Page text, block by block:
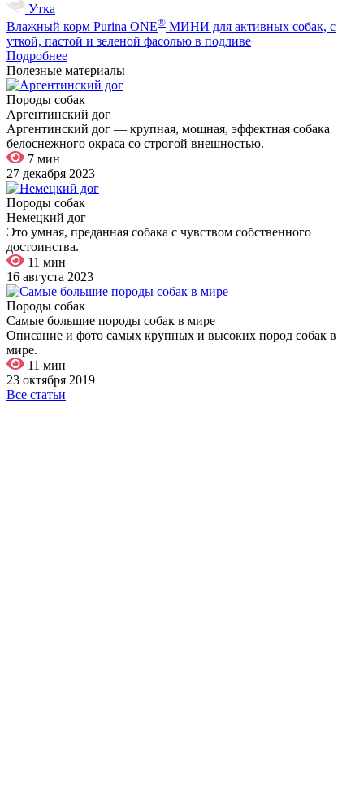
Утка
Влажный корм Purina ONE® МИНИ для активных собак, с
уткой, пастой и зеленой фасолью в подливе
Подробнее
Полезные материалы
Породы собак
Аргентинский дог
Аргентинский дог — крупная, мощная, эффектная собака
белоснежного окраса со строгой внешностью.
7 мин
27 декабря 2023
Породы собак
Немецкий дог
Это умная, преданная собака с чувством собственного
достоинства.
11 мин
16 августа 2023
Породы собак
Самые большие породы собак в мире
Описание и фото самых крупных и высоких пород собак в
мире.
11 мин
23 октября 2019
Все статьи